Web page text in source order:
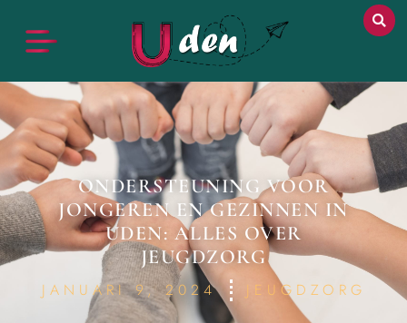
ONDERSTEUNING VOOR
JONGEREN EN GEZINNEN IN
UDEN: ALLES OVER
JEUGDZORG
JANUARI 9, 2024 JEUGDZORG